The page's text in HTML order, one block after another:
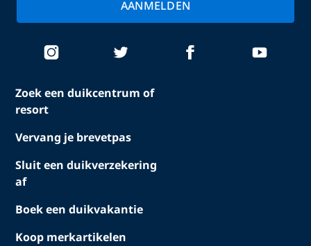
Zoek een duikcentrum of
resort
Vervang je brevetpas
Sluit een duikverzekering
af
Boek een duikvakantie
Koop merkartikelen
AANMELDEN